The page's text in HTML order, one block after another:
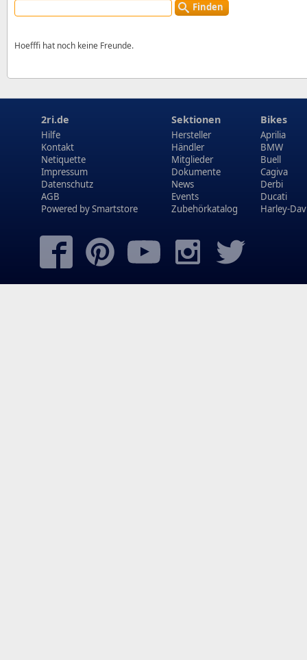
Finden
Hoefffi hat noch keine Freunde.
2ri.de
Hilfe
Kontakt
Netiquette
Impressum
Datenschutz
AGB
Powered bySmartstore
Sektionen
Hersteller
Händler
Mitglieder
Dokumente
News
Events
Zubehörkatalog
Bikes
Aprilia
BMW
Buell
Cagiva
Derbi
Ducati
Harley-